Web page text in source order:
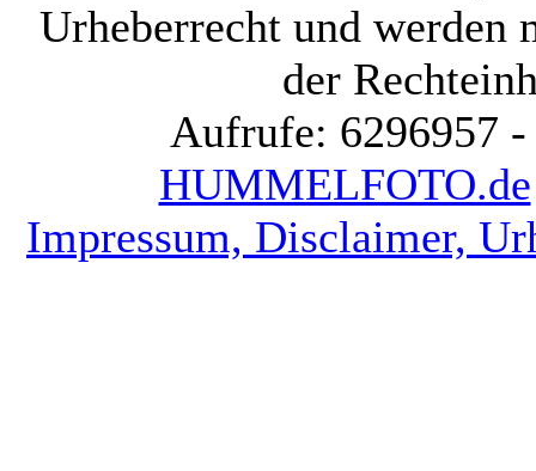
Urheberrecht und werden
der
Aufrufe: 6296957
HUMMELFOTO.de
Impressum, Disclaimer,